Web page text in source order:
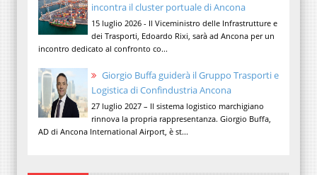
incontra il cluster portuale di Ancona
15 luglio 2026 - Il Viceministro delle Infrastrutture e
dei Trasporti, Edoardo Rixi, sarà ad Ancona per un
incontro dedicato al confronto co...
Giorgio Buffa guiderà il Gruppo Trasporti e
Logistica di Confindustria Ancona
27 luglio 2027 – Il sistema logistico marchigiano
rinnova la propria rappresentanza. Giorgio Buffa,
AD di Ancona International Airport, è st...